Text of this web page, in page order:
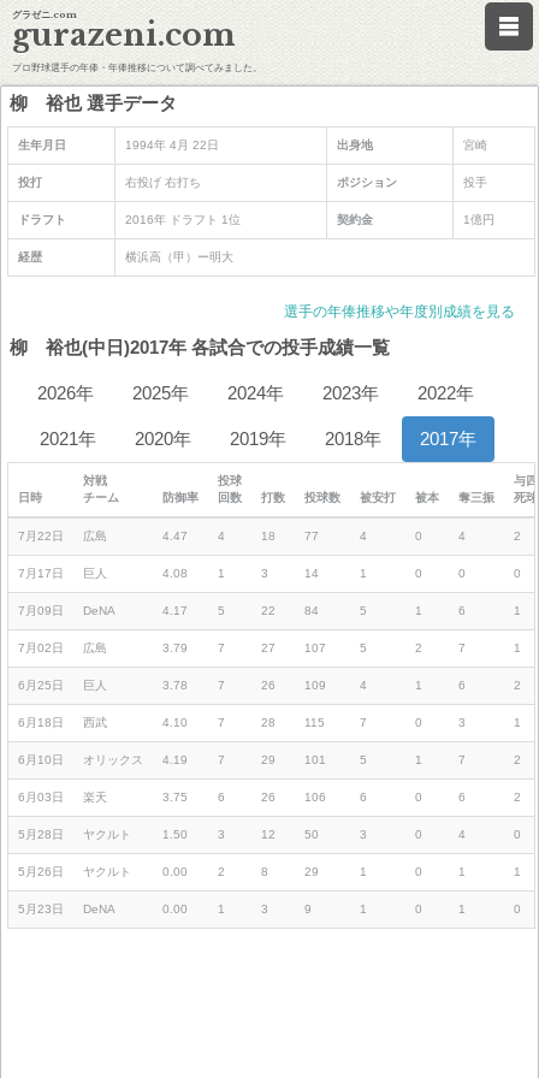
グラゼニ.com
gurazeni.com
プロ野球選手の年俸・年俸推移について調べてみました。
柳 裕也 選手データ
生年月日 1994年 4月 22日 出身地 宮崎
投打 右投げ 右打ち ポジション 投手
ドラフト 2016年 ドラフト 1位 契約金 1億円
経歴 横浜高（甲）ー明大
選手の年俸推移や年度別成績を見る
柳 裕也(中日)2017年 各試合での投手成績一覧
2026年 2025年 2024年 2023年 2022年
2021年 2020年 2019年 2018年 2017年
日時
対戦
チーム
防御率
投球
回数
打数 投球数 被安打 被本 奪三振
与四
死球
7月22日 広島 4.47 4 18 77 4 0 4 2
7月17日 巨人 4.08 1 3 14 1 0 0 0
7月09日 DeNA 4.17 5 22 84 5 1 6 1
7月02日 広島 3.79 7 27 107 5 2 7 1
6月25日 巨人 3.78 7 26 109 4 1 6 2
6月18日 西武 4.10 7 28 115 7 0 3 1
6月10日 オリックス 4.19 7 29 101 5 1 7 2
6月03日 楽天 3.75 6 26 106 6 0 6 2
5月28日 ヤクルト 1.50 3 12 50 3 0 4 0
5月26日 ヤクルト 0.00 2 8 29 1 0 1 1
5月23日 DeNA 0.00 1 3 9 1 0 1 0